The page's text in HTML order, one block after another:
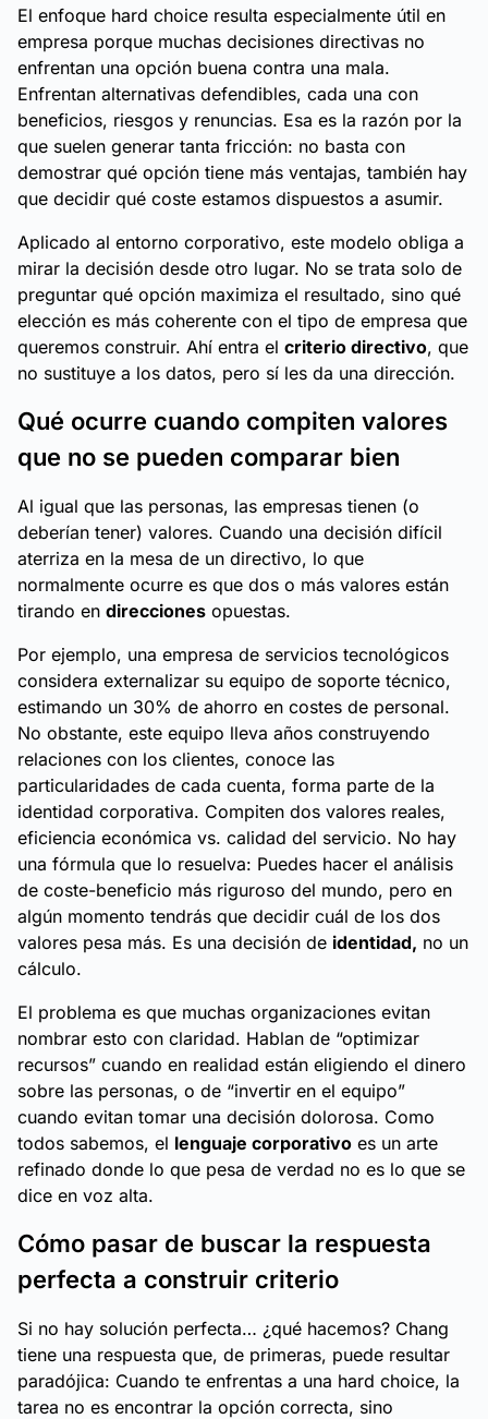
El enfoque hard choice resulta especialmente útil en
empresa porque muchas decisiones directivas no
enfrentan una opción buena contra una mala.
Enfrentan alternativas defendibles, cada una con
beneficios, riesgos y renuncias. Esa es la razón por la
que suelen generar tanta fricción: no basta con
demostrar qué opción tiene más ventajas, también hay
que decidir qué coste estamos dispuestos a asumir.
Aplicado al entorno corporativo, este modelo obliga a
mirar la decisión desde otro lugar. No se trata solo de
preguntar qué opción maximiza el resultado, sino qué
elección es más coherente con el tipo de empresa que
queremos construir. Ahí entra el criterio directivo, que
no sustituye a los datos, pero sí les da una dirección.
Qué ocurre cuando compiten valores
que no se pueden comparar bien
Al igual que las personas, las empresas tienen (o
deberían tener) valores. Cuando una decisión difícil
aterriza en la mesa de un directivo, lo que
normalmente ocurre es que dos o más valores están
tirando en direcciones opuestas.
Por ejemplo, una empresa de servicios tecnológicos
considera externalizar su equipo de soporte técnico,
estimando un 30% de ahorro en costes de personal.
No obstante, este equipo lleva años construyendo
relaciones con los clientes, conoce las
particularidades de cada cuenta, forma parte de la
identidad corporativa. Compiten dos valores reales,
eficiencia económica vs. calidad del servicio. No hay
una fórmula que lo resuelva: Puedes hacer el análisis
de coste-beneficio más riguroso del mundo, pero en
algún momento tendrás que decidir cuál de los dos
valores pesa más. Es una decisión de identidad, no un
cálculo.
El problema es que muchas organizaciones evitan
nombrar esto con claridad. Hablan de “optimizar
recursos” cuando en realidad están eligiendo el dinero
sobre las personas, o de “invertir en el equipo”
cuando evitan tomar una decisión dolorosa. Como
todos sabemos, el lenguaje corporativo es un arte
refinado donde lo que pesa de verdad no es lo que se
dice en voz alta.
Cómo pasar de buscar la respuesta
perfecta a construir criterio
Si no hay solución perfecta… ¿qué hacemos? Chang
tiene una respuesta que, de primeras, puede resultar
paradójica: Cuando te enfrentas a una hard choice, la
tarea no es encontrar la opción correcta, sino